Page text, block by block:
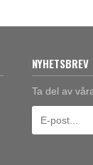
NYHETSBREV
Ta del av